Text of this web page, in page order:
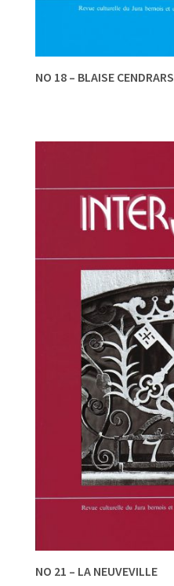
NO 18 – BLAISE CENDRARS
NO 21 – LA NEUVEVILLE